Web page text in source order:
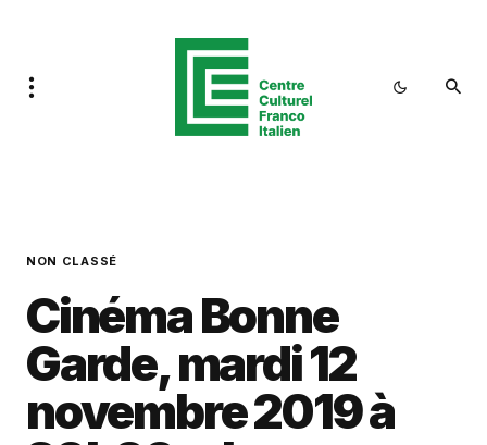
NON CLASSÉ
Cinéma Bonne
Garde, mardi 12
novembre 2019 à